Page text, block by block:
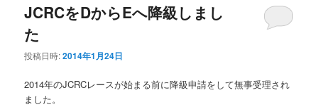
JCRCをDからEへ降級しまし
た
投稿日時:2014年1月24日
2014年のJCRCレースが始まる前に降級申請をして無事受理され
ました。